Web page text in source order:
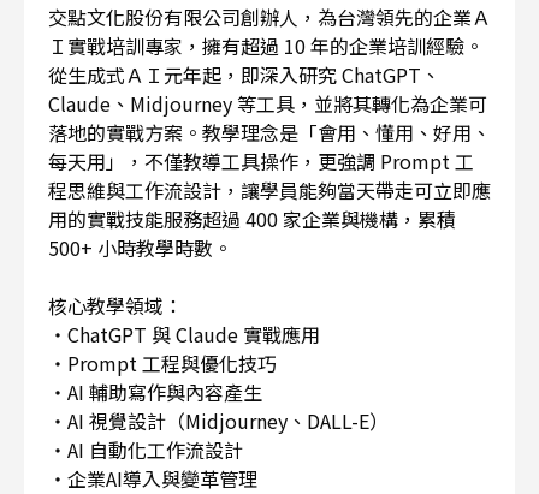
交點文化股份有限公司創辦人，為台灣領先的企業Ａ
Ｉ實戰培訓專家，擁有超過 10 年的企業培訓經驗。
從生成式ＡＩ元年起，即深入研究 ChatGPT、
Claude、Midjourney 等工具，並將其轉化為企業可
落地的實戰方案。教學理念是「會用、懂用、好用、
每天用」，不僅教導工具操作，更強調 Prompt 工
程思維與工作流設計，讓學員能夠當天帶走可立即應
用的實戰技能服務超過 400 家企業與機構，累積
500+ 小時教學時數。
核心教學領域：
・ChatGPT 與 Claude 實戰應用
・Prompt 工程與優化技巧
・AI 輔助寫作與內容產生
・AI 視覺設計（Midjourney、DALL-E）
・AI 自動化工作流設計
・企業AI導入與變革管理